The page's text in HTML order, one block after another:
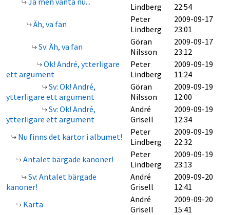
Lindberg
22:54
Äh, va fan
Peter
Lindberg
2009-09-17
23:01
Sv: Äh, va fan
Göran
Nilsson
2009-09-17
23:12
Ok! André, ytterligare
ett argument
Peter
Lindberg
2009-09-19
11:24
Sv: Ok! André,
ytterligare ett argument
Göran
Nilsson
2009-09-19
12:00
Sv: Ok! André,
ytterligare ett argument
André
Grisell
2009-09-19
12:34
Nu finns det kartor i albumet!
Peter
Lindberg
2009-09-19
22:32
Antalet bärgade kanoner!
Peter
Lindberg
2009-09-19
23:13
Sv: Antalet bärgade
kanoner!
André
Grisell
2009-09-20
12:41
Karta
André
Grisell
2009-09-20
15:41